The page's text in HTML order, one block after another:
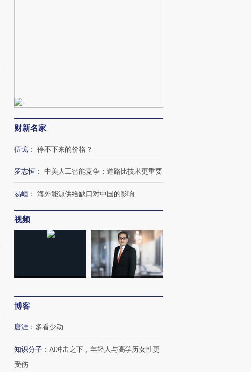
财新名家
伍戈 ： 停不下来的价格？
罗志恒 ： 中美人工智能竞争：道路比技术更重要
易峘 ： 海外能源供给缺口对中国的影响
视频
博客
唐涯 ： 多看少动
知识分子 ： AI冲击之下，年轻人与高学历女性更
受伤